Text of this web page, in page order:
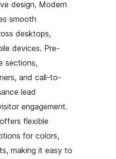
design, Modern
smooth
desktops,
devices. Pre-
sections,
and call-to-
lead
engagement.
flexible
for colors,
making it easy to